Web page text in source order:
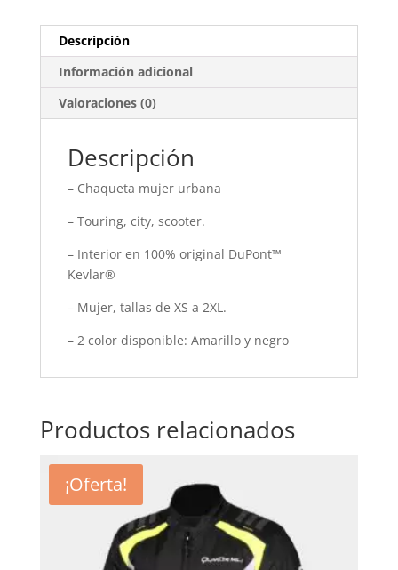
Descripción
Información adicional
Valoraciones (0)
Descripción
– Chaqueta mujer urbana
– Touring, city, scooter.
– Interior en 100% original DuPont™
Kevlar®
– Mujer, tallas de XS a 2XL.
– 2 color disponible: Amarillo y negro
Productos relacionados
¡Oferta!